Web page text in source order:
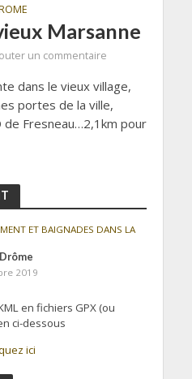
Marsanne
un commentaire
dans le vieux village,
portes de la ville,
de Fresneau…2,1km pour
ET BAIGNADES DANS LA
2019
en fichiers GPX (ou
ci-dessous
ici